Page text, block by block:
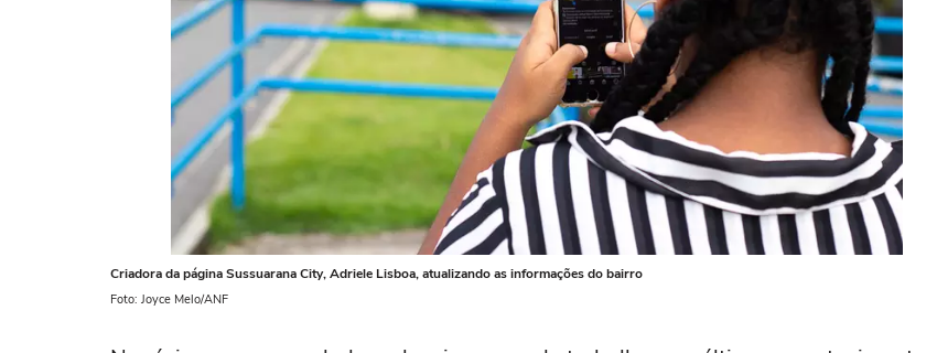
Criadora da página Sussuarana City, Adriele Lisboa, atualizando as informações do bairro
Foto: Joyce Melo/ANF